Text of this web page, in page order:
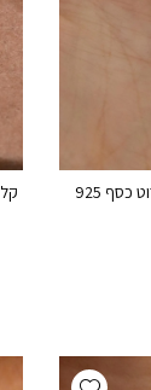
925
Add wishlist